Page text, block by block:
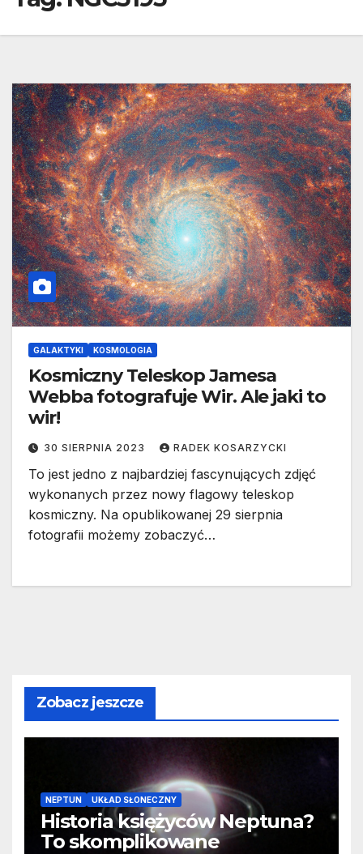
GALAKTYKI KOSMOLOGIA
Kosmiczny Teleskop Jamesa
Webba fotografuje Wir. Ale jaki to
wir!
30 SIERPNIA 2023 RADEK KOSARZYCKI
To jest jedno z najbardziej fascynujących zdjęć
wykonanych przez nowy flagowy teleskop
kosmiczny. Na opublikowanej 29 sierpnia
fotografii możemy zobaczyć…
Zobacz jeszcze
NEPTUN UKŁAD SŁONECZNY
Historia księżyców Neptuna?
To skomplikowane